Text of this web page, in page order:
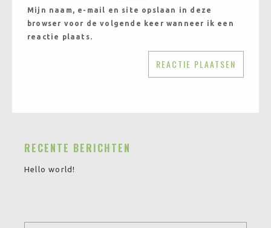
Mijn naam, e-mail en site opslaan in deze
browser voor de volgende keer wanneer ik een
reactie plaats.
RECENTE BERICHTEN
Hello world!